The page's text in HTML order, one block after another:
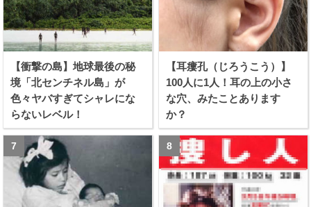
【衝撃の島】地球最後の秘
境「北センチネル島」が
色々ヤバすぎてシャレにな
らないレベル！
【耳瘻孔（じろうこう）】
100人に1人！耳の上の小さ
な穴、みたことあります
か？